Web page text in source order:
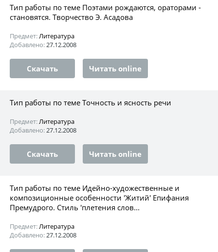
Тип работы по теме Поэтами рождаются, ораторами -
становятся. Творчество Э. Асадова
Предмет:Литература
Добавлено:27.12.2008
Скачать Читать online
Тип работы по теме Точность и ясность речи
Предмет:Литература
Добавлено:27.12.2008
Скачать Читать online
Тип работы по теме Идейно-художественные и
композиционные особенности 'Житий' Епифания
Премудрого. Стиль 'плетения слов...
Предмет:Литература
Добавлено:27.12.2008